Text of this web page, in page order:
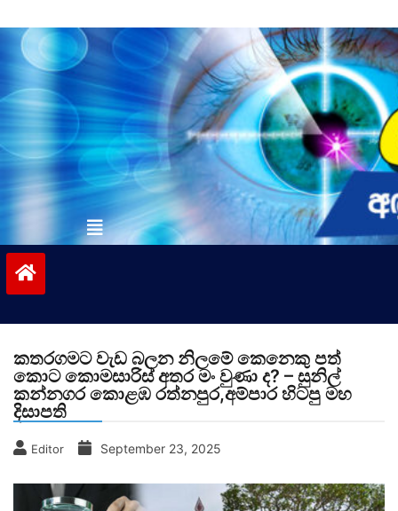
to
contentvinivida.lk
කතරගමට වැඩ බලන නිලමේ කෙනෙකු පත්
කොට කොමසාරිස් අතර මං වුණා ද? – සුනිල්
කන්නගර කොළඹ රත්නපුර,අම්පාර හිටපු මහ
දිසාපති
Editor September 23, 2025